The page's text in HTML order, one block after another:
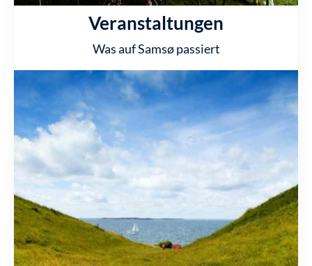
Veranstaltungen
Was auf Samsø passiert